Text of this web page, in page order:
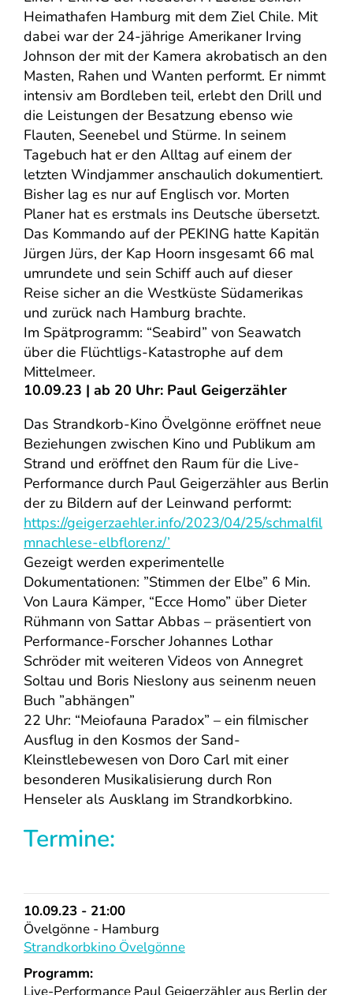
Heimathafen Hamburg mit dem Ziel Chile. Mit
dabei war der 24-jährige Amerikaner Irving
Johnson der mit der Kamera akrobatisch an den
Masten, Rahen und Wanten performt. Er nimmt
intensiv am Bordleben teil, erlebt den Drill und
die Leistungen der Besatzung ebenso wie
Flauten, Seenebel und Stürme. In seinem
Tagebuch hat er den Alltag auf einem der
letzten Windjammer anschaulich dokumentiert.
Bisher lag es nur auf Englisch vor. Morten
Planer hat es erstmals ins Deutsche übersetzt.
Das Kommando auf der PEKING hatte Kapitän
Jürgen Jürs, der Kap Hoorn insgesamt 66 mal
umrundete und sein Schiff auch auf dieser
Reise sicher an die Westküste Südamerikas
und zurück nach Hamburg brachte.
Im Spätprogramm: “Seabird” von Seawatch
über die Flüchtligs-Katastrophe auf dem
Mittelmeer.
10.09.23 | ab 20 Uhr: Paul Geigerzähler
Das Strandkorb-Kino Övelgönne eröffnet neue
Beziehungen zwischen Kino und Publikum am
Strand und eröffnet den Raum für die Live-
Performance durch Paul Geigerzähler aus Berlin
der zu Bildern auf der Leinwand performt:
https://geigerzaehler.info/2023/04/25/schmalfil
mnachlese-elbflorenz/’
Gezeigt werden experimentelle
Dokumentationen: ”Stimmen der Elbe” 6 Min.
Von Laura Kämper, “Ecce Homo” über Dieter
Rühmann von Sattar Abbas – präsentiert von
Performance-Forscher Johannes Lothar
Schröder mit weiteren Videos von Annegret
Soltau und Boris Nieslony aus seinenm neuen
Buch ”abhängen”
22 Uhr: “Meiofauna Paradox” – ein filmischer
Ausflug in den Kosmos der Sand-
Kleinstlebewesen von Doro Carl mit einer
besonderen Musikalisierung durch Ron
Henseler als Ausklang im Strandkorbkino.
Termine:
10.09.23 - 21:00
Övelgönne - Hamburg
Strandkorbkino Övelgönne
Programm:
Live-Performance Paul Geigerzähler aus Berlin der